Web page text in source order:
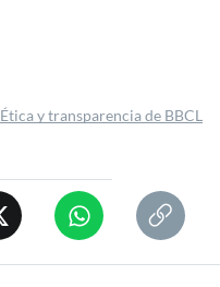
Ética y transparencia de BBCL